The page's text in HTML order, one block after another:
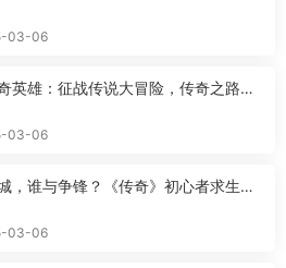
03-06
英雄：征战传说大冒险，传奇之路何
03-06
，谁与争锋？《传奇》初心者求生指
03-06